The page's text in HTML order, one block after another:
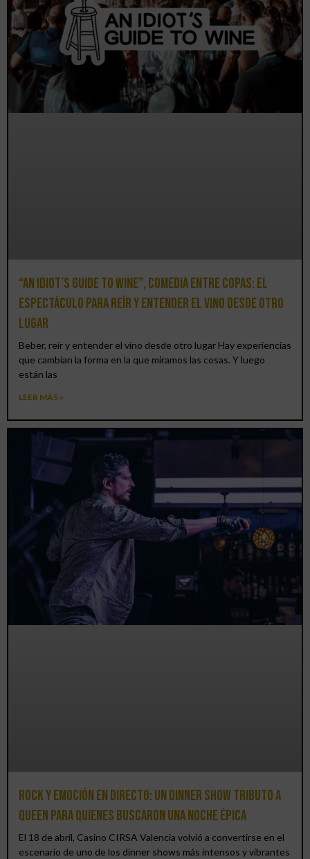
“An Idiot’s Guide to Wine”, comedia entre copas: el
espectáculo para reír y entender el vino desde otro
lugar
Beber, reír y entender el vino desde otro lugar Hay experiencias
que cambian la forma en la que miramos las cosas. Y luego
están las
LEER MÁS »
Rock y emoción en directo: un Dinner Show Tributo a
Queen para quienes buscaron una noche épica
El 18 de abril, Casino CIRSA Valencia volvió a convertirse en el
escenario de uno de los dinner shows más intensos y vibrantes